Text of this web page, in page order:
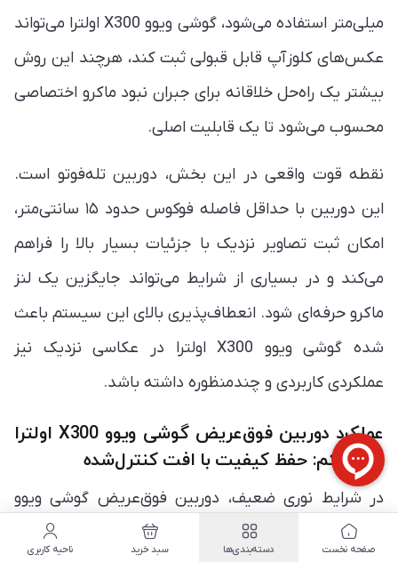
میلی‌متر استفاده می‌شود، گوشی ویوو X300 اولترا می‌تواند
عکس‌های کلوزآپ قابل قبولی ثبت کند، هرچند این روش
بیشتر یک راه‌حل خلاقانه برای جبران نبود ماکرو اختصاصی
محسوب می‌شود تا یک قابلیت اصلی.
نقطه قوت واقعی در این بخش، دوربین تله‌فوتو است.
این دوربین با حداقل فاصله فوکوس حدود ۱۵ سانتی‌متر،
امکان ثبت تصاویر نزدیک با جزئیات بسیار بالا را فراهم
می‌کند و در بسیاری از شرایط می‌تواند جایگزین یک لنز
ماکرو حرفه‌ای شود. انعطاف‌پذیری بالای این سیستم باعث
شده گوشی ویوو X300 اولترا در عکاسی نزدیک نیز
عملکردی کاربردی و چندمنظوره داشته باشد.
عملکرد دوربین فوق‌عریض گوشی ویوو X300 اولترا
در نور کم: حفظ کیفیت با افت کنترل‌شده
در شرایط نوری ضعیف، دوربین فوق‌عریض گوشی ویوو
X300 اولترا همچنان عملکرد قابل قبولی ارائه می‌دهد، اما
صفحه نخست دسته‌بندی‌ها سبد خرید ناحیه کاربری